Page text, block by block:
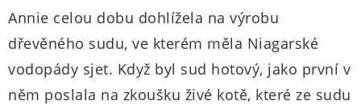
Annie celou dobu dohlížela na výrobu
dřevěného sudu, ve kterém měla Niagarské
vodopády sjet. Když byl sud hotový, jako první v
něm poslala na zkoušku živé kotě, které ze sudu